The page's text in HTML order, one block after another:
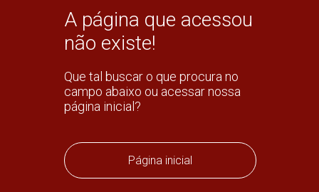
A página que acessou
não existe!
Que tal buscar o que procura no
campo abaixo ou acessar nossa
página inicial?
Página inicial